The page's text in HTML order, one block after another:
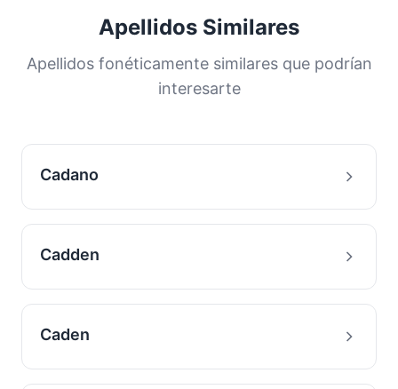
una gran proporción de la población. Esta
distribución nos ayuda a comprender los
orígenes y la historia migratoria de las familias
Apellidos Similares
Apellidos fonéticamente similares que podrían
interesarte
Cadano
Cadden
Caden